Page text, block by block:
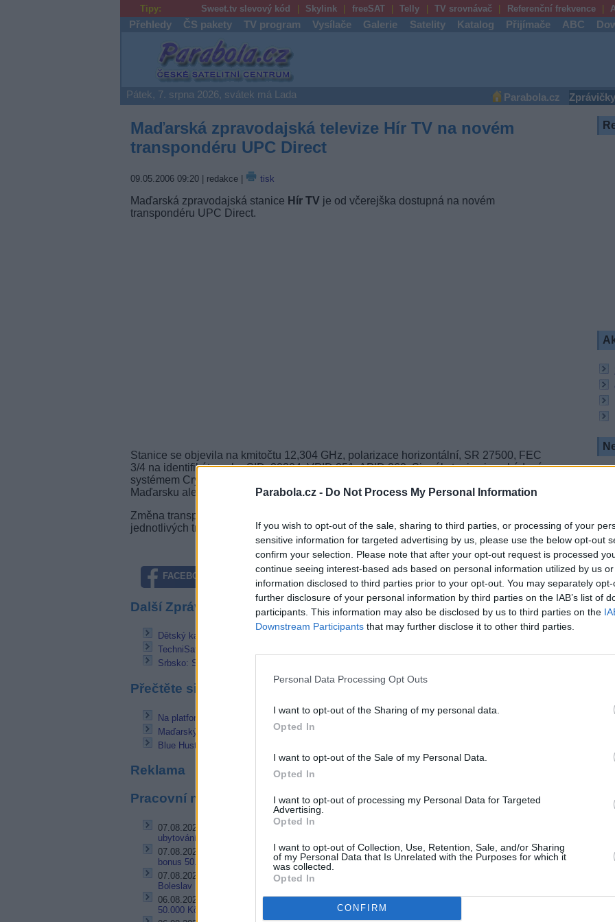
Parabola.cz - Do Not Process My Personal Information
If you wish to opt-out of the sale, sharing to third parties, or processing of your
sensitive information for targeted advertising by us, please use the below opt-out
confirm your selection. Please note that after your opt-out request is processed
continue seeing interest-based ads based on personal information utilized by us
information disclosed to third parties prior to your opt-out. You may separately
further disclosure of your personal information by third parties on the IAB’s list of
participants. This information may also be disclosed by us to third parties on the
Downstream Participants that may further disclose it to other third parties.
Personal Data Processing Opt Outs
I want to opt-out of the Sharing of my personal data.
Opted In
I want to opt-out of the Sale of my Personal Data.
Opted In
I want to opt-out of processing my Personal Data for Targeted
Advertising.
Opted In
I want to opt-out of Collection, Use, Retention, Sale, and/or Sharing
of my Personal Data that Is Unrelated with the Purposes for which it
was collected.
Opted In
CONFIRM
Tipy: Sweet.tv slevový kód Skylink freeSAT Telly TV srovnávač Referenční frekvence
Přehledy ČS pakety TV program Vysílače Galerie Satelity Katalog Přijímače ABC
Parabola.cz
Pátek, 7. srpna 2026, svátek má Lada Parabola.cz Zprávičky
Maďarská zpravodajská televize Hír TV na novém
transpondéru UPC Direct
09.05.2006 09:20| redakce | tisk
Maďarská zpravodajská stanice Hír TVje od včerejška dostupná na novém
transpondéru UPC Direct.
Stanice se objevila na kmitočtu 12,304 GHz, polarizace horizontální, SR 27500, FEC
3/4 na identifikátorech - SID: 20304, VPID 251, APID 260. Signál stanice je zakódován
systémem Cryptoworks. Program mohou přijímat abonenti
Maďarsku ale také v České republice a na Slovensku.
Změna transpondéru
jednotlivých transpondérech.
FACEBOOK
Další Zprávičky
Dětský kanál Boomerang od června v německých kabelových sítích
TechniSat zakódoval stanice RADIOROPA Hörbuch 2 a 3
Srbsko: Stanice Stankom TV vstoupila do DVB-T
Přečtěte si také
Na platformě UPC Direct odstartoval nový kanál - Echo TV
Maďarský filmový kanál FilmMuzeum na novém transpondéru UPC Direct
Blue Hustler v paketu UPC Direct mění transpondér
Reklama
Pracovní nabídky
07.08.2026 -
Bosch Powertrain s.r.o. Jihlava • linkový střídač • mzda 48.400 Kč • příspěvek na
ubytování (Jihlava, okres Jihlava)
07.08.2026 -
Bosch Powertrain s.r.o. Jihlava • obsluha CNC strojů • mzda 48.400 Kč • náborový
bonus 50.000 Kč • příspěvek na ubytování (Jihlava, okres Jihlava)
07.08.2026 -
Specialista pro elektronická zařízení údržby (m/ž) (tř. Václava Klementa 869, Mladá
Boleslav II)
06.08.2026 -
Bosch Powertrain s.r.o. Jihlava • CNC operátor• mzda 48.400 Kč • náborový bonus
50.000 Kč • příspěvek na ubytování (Jihlava, okres Jihlava)